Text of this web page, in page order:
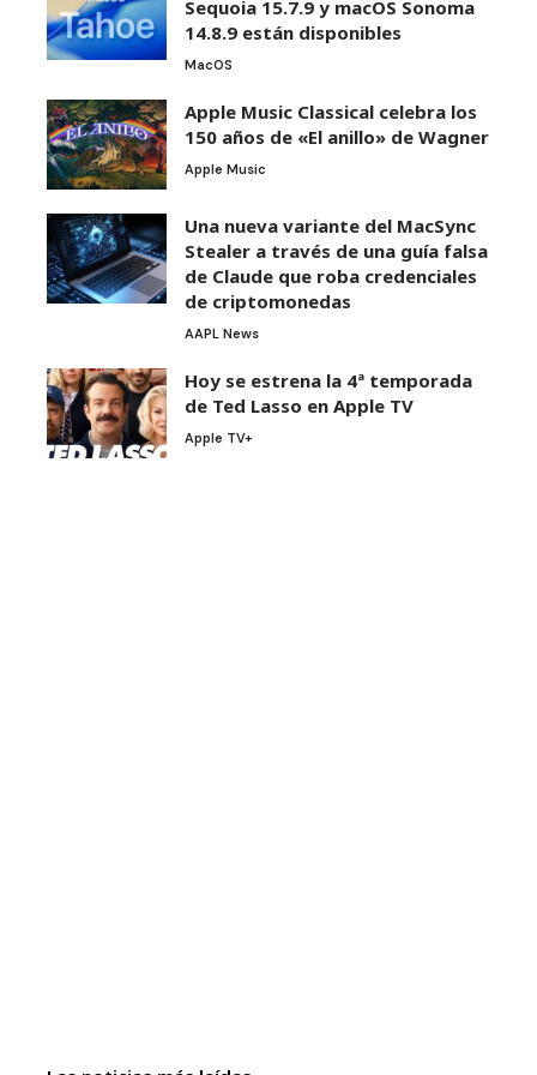
Sequoia 15.7.9 y macOS Sonoma
14.8.9 están disponibles
MacOS
Apple Music Classical celebra los
150 años de «El anillo» de Wagner
Apple Music
Una nueva variante del MacSync
Stealer a través de una guía falsa
de Claude que roba credenciales
de criptomonedas
AAPL News
Hoy se estrena la 4ª temporada
de Ted Lasso en Apple TV
Apple TV+